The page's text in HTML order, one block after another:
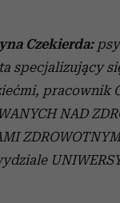
Czekierda:
specjalizujący
pracownik
NAD